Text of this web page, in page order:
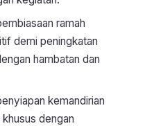
ramah
demi peningkatan
hambatan dan
kemandirian
dengan